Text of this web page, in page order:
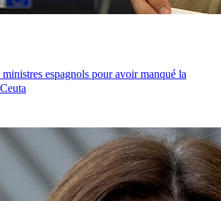
espagnols pour avoir manqué la